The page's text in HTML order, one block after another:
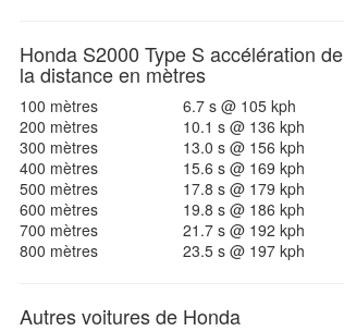
Honda S2000 Type S accélération de
la distance en mètres
100 mètres
6.7 s @ 105 kph
200 mètres
10.1 s @ 136 kph
300 mètres
13.0 s @ 156 kph
400 mètres
15.6 s @ 169 kph
500 mètres
17.8 s @ 179 kph
600 mètres
19.8 s @ 186 kph
700 mètres
21.7 s @ 192 kph
800 mètres
23.5 s @ 197 kph
Autres voitures de Honda